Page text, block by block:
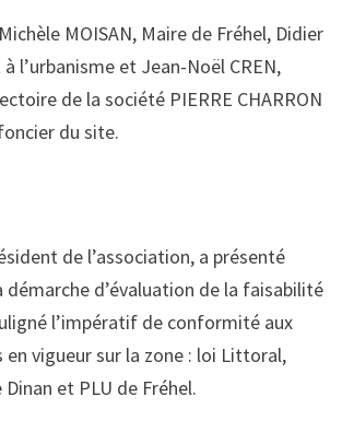
MOISAN, Maire de Fréhel, Didier
l’urbanisme et Jean-Noël CREN,
de la société PIERRE CHARRON
du site.
de l’association, a présenté
démarche d’évaluation de la faisabilité
l’impératif de conformité aux
vigueur sur la zone : loi Littoral,
Dinan et PLU de Fréhel.